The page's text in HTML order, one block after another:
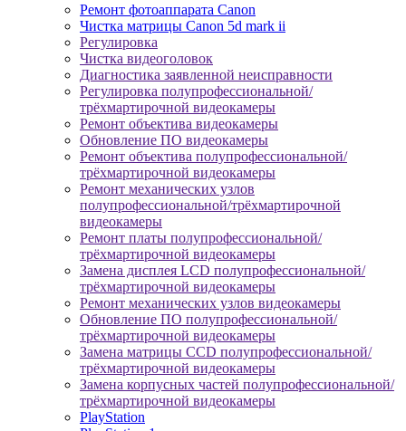
Ремонт фотоаппарата Canon
Чистка матрицы Canon 5d mark ii
Регулировка
Чистка видеоголовок
Диагностика заявленной неисправности
Регулировка полупрофессиональной/
трёхмартирочной видеокамеры
Ремонт объектива видеокамеры
Обновление ПО видеокамеры
Ремонт объектива полупрофессиональной/
трёхмартирочной видеокамеры
Ремонт механических узлов
полупрофессиональной/трёхмартирочной
видеокамеры
Ремонт платы полупрофессиональной/
трёхмартирочной видеокамеры
Замена дисплея LCD полупрофессиональной/
трёхмартирочной видеокамеры
Ремонт механических узлов видеокамеры
Обновление ПО полупрофессиональной/
трёхмартирочной видеокамеры
Замена матрицы CCD полупрофессиональной/
трёхмартирочной видеокамеры
Замена корпусных частей полупрофессиональной/
трёхмартирочной видеокамеры
PlayStation